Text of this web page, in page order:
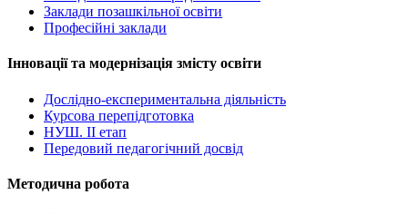
Заклади позашкільної освіти
Професійні заклади
Інновації та модернізація змісту освіти
Дослідно-експериментальна діяльність
Курсова перепідготовка
НУШ. ІІ етап
Передовий педагогічний досвід
Методична робота